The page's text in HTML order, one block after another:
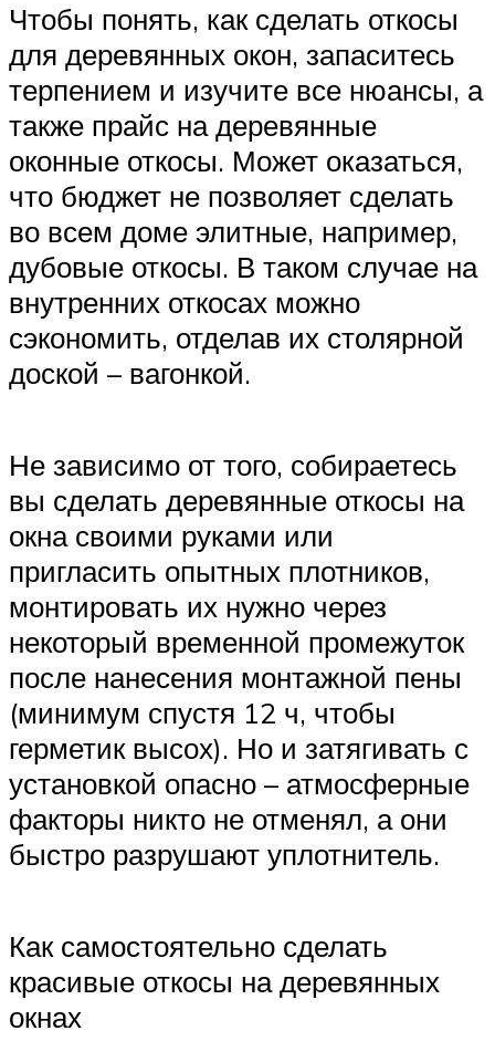
Чтобы понять, как сделать откосы
для деревянных окон, запаситесь
терпением и изучите все нюансы, а
также прайс на деревянные
оконные откосы. Может оказаться,
что бюджет не позволяет сделать
во всем доме элитные, например,
дубовые откосы. В таком случае на
внутренних откосах можно
сэкономить, отделав их столярной
доской – вагонкой.
Не зависимо от того, собираетесь
вы сделать деревянные откосы на
окна своими руками или
пригласить опытных плотников,
монтировать их нужно через
некоторый временной промежуток
после нанесения монтажной пены
(минимум спустя 12 ч, чтобы
герметик высох). Но и затягивать с
установкой опасно – атмосферные
факторы никто не отменял, а они
быстро разрушают уплотнитель.
Как самостоятельно сделать
красивые откосы на деревянных
окнах